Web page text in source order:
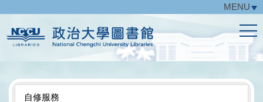
主
要
區
MENU
自修服務